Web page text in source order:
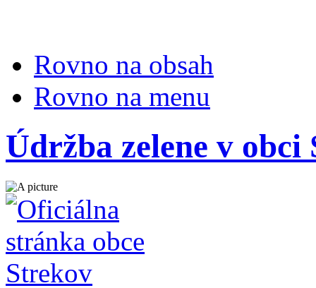
Rovno na obsah
Rovno na menu
Údržba zelene v obci